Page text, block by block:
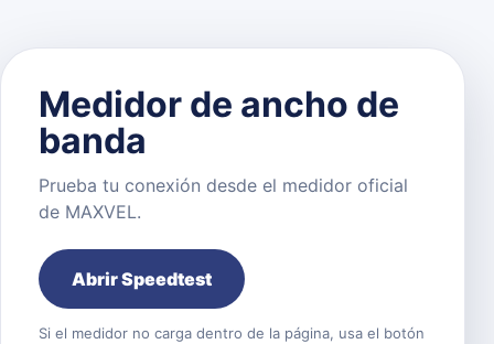
Medidor de ancho de
banda
Prueba tu conexión desde el medidor oficial
de MAXVEL.
Abrir Speedtest
Si el medidor no carga dentro de la página, usa el botón